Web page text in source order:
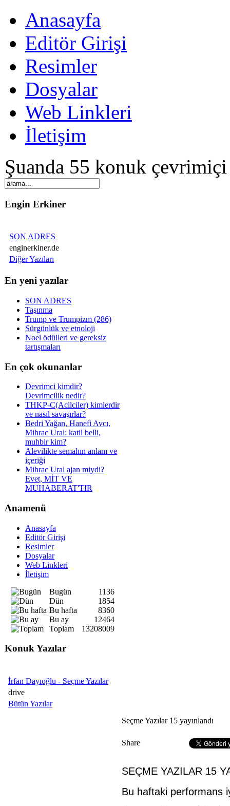
Anasayfa
Editör Girişi
Resimler
Dosyalar
Web Linkleri
İletişim
Şuanda 55 konuk çevrimiçi
Engin Erkiner
SON ADRES
enginerkiner.de
Diğer Yazıları
En yeni yazılar
SON ADRES
Taşınma
Trump ve Trumpizm (286)
Sürgünlük ve etnoloji
Noel ödülleri ve gereksiz
tartışmaları
En çok okunanlar
Devrimci kimdir?
Devrimcilik nedir?
THKP-C(Acilciler) kimlerdir
ve nasıl savaşırlar?
Bedri Yağan, Hanefi Avcı,
Mihrac Ural: katil belli,
muhbir kim?
Alevilikte semahın anlam ve
içeriği
Mihrac Ural ajan miydi?
Evet, MİT VE
MUHABERAT'TIR
Anamenü
Anasayfa
Editör Girişi
Resimler
Dosyalar
Web Linkleri
İletişim
Bugün
1136
Dün
1854
Bu hafta
8360
Bu ay
12464
Toplam
13208009
Konuk Yazılar
İrfan Dayıoğlu - Seçme Yazılar
drive
Bütün Yazılar
Seçme Yazılar 15 yayınlandı
Share
SEÇME YAZILAR 15
Bu haftaki performans